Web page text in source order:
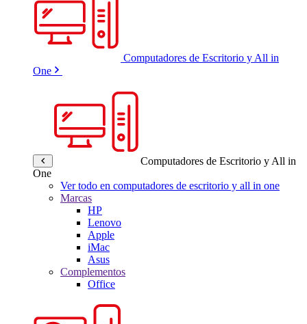
Computadores de Escritorio y All in
One
Computadores de Escritorio y All in
One
Ver todo en computadores de escritorio y all in one
Marcas
HP
Lenovo
Apple
iMac
Asus
Complementos
Office